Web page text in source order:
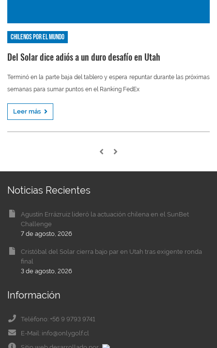
Chilenos por el mundo
Del Solar dice adiós a un duro desafío en Utah
Terminó en la parte baja del tablero y espera repuntar durante las próximas
semanas para sumar puntos en el Ranking FedEx
Leer más
Noticias Recientes
Agustín Errázruiz lideró la actuación chilena en el SunBet
Challenge
7 de agosto, 2026
Cristóbal del Solar cierra bajo par en Utah tras exigente ronda
final
3 de agosto, 2026
Información
Teléfono: +56 9 9793 9741
E-Mail: info@onlygolf.cl